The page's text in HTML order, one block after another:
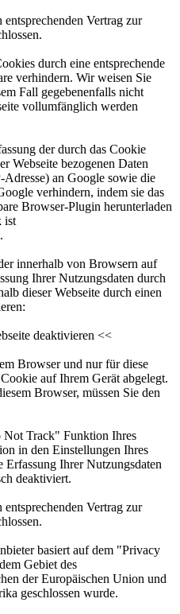
Vertrag zur
durch eine entsprechende
verhindern. Wir weisen Sie
Fall gegebenenfalls nicht
vollumfänglich werden
der durch das Cookie
Webseite bezogenen Daten
an Google sowie die
verhindern, indem sie das
Browser-Plugin herunterladen
ist
.
innerhalb von Browsern auf
Ihrer Nutzungsdaten durch
dieser Webseite durch einen
deaktivieren <<
Browser und nur für diese
auf Ihrem Gerät abgelegt.
Browser, müssen Sie den
Track" Funktion Ihres
in den Einstellungen Ihres
Ihrer Nutzungsdaten
deaktiviert.
Vertrag zur
basiert auf dem "Privacy
Gebiet des
der Europäischen Union und
geschlossen wurde.